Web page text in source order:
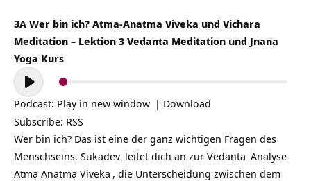
3A Wer bin ich? Atma-Anatma Viveka und Vichara
Meditation – Lektion 3 Vedanta Meditation und Jnana
Yoga Kurs
Audio-
Player
Podcast: Play in new window | Download
Subscribe: RSS
Wer bin ich? Das ist eine der ganz wichtigen Fragen des
Menschseins. Sukadev leitet dich an zur Vedanta Analyse
Atma Anatma Viveka , die Unterscheidung zwischen dem